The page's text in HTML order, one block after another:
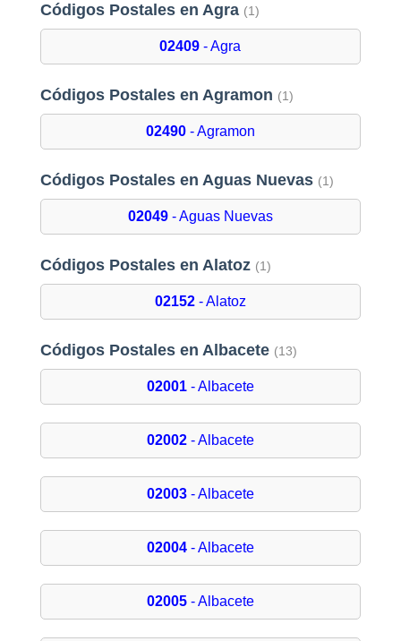
Códigos Postales en Agra (1)
02409 - Agra
Códigos Postales en Agramon (1)
02490- Agramon
Códigos Postales en Aguas Nuevas (1)
02049- Aguas Nuevas
Códigos Postales en Alatoz (1)
02152- Alatoz
Códigos Postales en Albacete (13)
02001- Albacete
02002- Albacete
02003- Albacete
02004- Albacete
02005- Albacete